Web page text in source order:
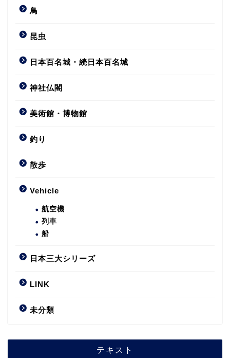
鳥
昆虫
日本百名城・続日本百名城
神社仏閣
美術館・博物館
釣り
散歩
Vehicle
航空機
列車
船
日本三大シリーズ
LINK
未分類
テキスト